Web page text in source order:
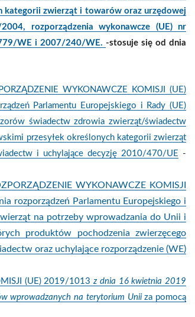
kategorii zwierząt i towarów oraz urzędowej
rozporządzenia wykonawcze (UE) nr
WE i 2007/240/WE.-stosuje się od dnia
WYKONAWCZE KOMISJI (UE)
Parlamentu Europejskiego i Rady (UE)
świadectw zdrowia zwierząt/świadectw
przesyłek określonych kategorii zwierząt
i uchylające decyzję 2010/470/UE -
WYKONAWCZE KOMISJI
rozporządzeń Parlamentu Europejskiego i
na potrzeby wprowadzania do Unii i
produktów pochodzenia zwierzęcego
oraz uchylające rozporządzenie (WE)
(UE) 2019/1013z dnia 16 kwietnia 2019
wprowadzanych na terytorium Uniiza pomocą